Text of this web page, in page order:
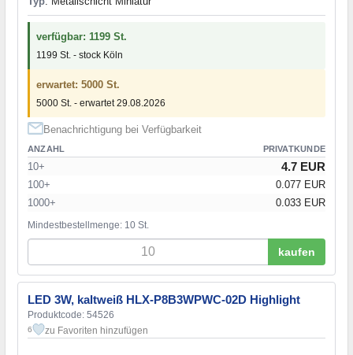
verfügbar: 1199 St.
1199 St. - stock Köln
erwartet: 5000 St.
5000 St. - erwartet 29.08.2026
Benachrichtigung bei Verfügbarkeit
ANZAHL PRIVATKUNDE
10+ 4.7 EUR
100+
0.077 EUR
1000+
0.033 EUR
Mindestbestellmenge: 10 St.
kaufen
LED 3W, kaltweiß HLX-P8B3WPWC-02D Highlight
Produktcode: 54526
6 zu Favoriten hinzufügen